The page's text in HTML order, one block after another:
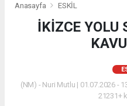
Anasayfa ESKİL
İKİZCE YOLU
(NM) - Nuri Mutlu | 01.07.2026 -
21231+